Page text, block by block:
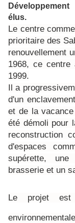
élus.
Le centre
prioritaire des
renouvellement
1968, ce centre
1999.
Il a
d'un
et de la
été démoli pour
reconstruction
d'espaces
supérette, une
brasserie et un
Le projet est